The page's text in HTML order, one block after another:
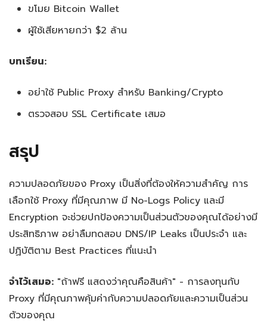
ขโมย Bitcoin Wallet
ผู้ใช้เสียหายกว่า $2 ล้าน
บทเรียน:
อย่าใช้ Public Proxy สำหรับ Banking/Crypto
ตรวจสอบ SSL Certificate เสมอ
สรุป
ความปลอดภัยของ Proxy เป็นสิ่งที่ต้องให้ความสำคัญ การ
เลือกใช้ Proxy ที่มีคุณภาพ มี No-Logs Policy และมี
Encryption จะช่วยปกป้องความเป็นส่วนตัวของคุณได้อย่างมี
ประสิทธิภาพ อย่าลืมทดสอบ DNS/IP Leaks เป็นประจำ และ
ปฏิบัติตาม Best Practices ที่แนะนำ
จำไว้เสมอ: "ถ้าฟรี แสดงว่าคุณคือสินค้า" - การลงทุนกับ
Proxy ที่มีคุณภาพคุ้มค่ากับความปลอดภัยและความเป็นส่วน
ตัวของคุณ